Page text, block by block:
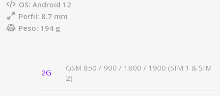
OS: Android 12
Perfil: 8.7 mm
Peso: 194 g
2G
GSM 850 / 900 / 1800 / 1900 (SIM 1 & SIM
2)